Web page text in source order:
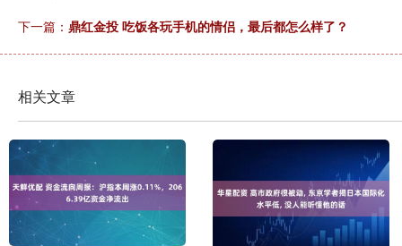
下一篇： 鼎红金投 吃饭各玩手机的情侣，最后都怎么样了？
相关文章